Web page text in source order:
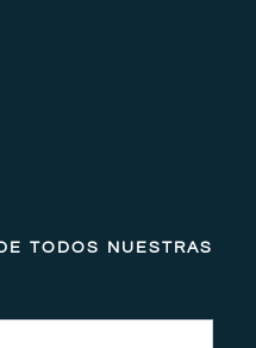
TODOS NUESTRAS